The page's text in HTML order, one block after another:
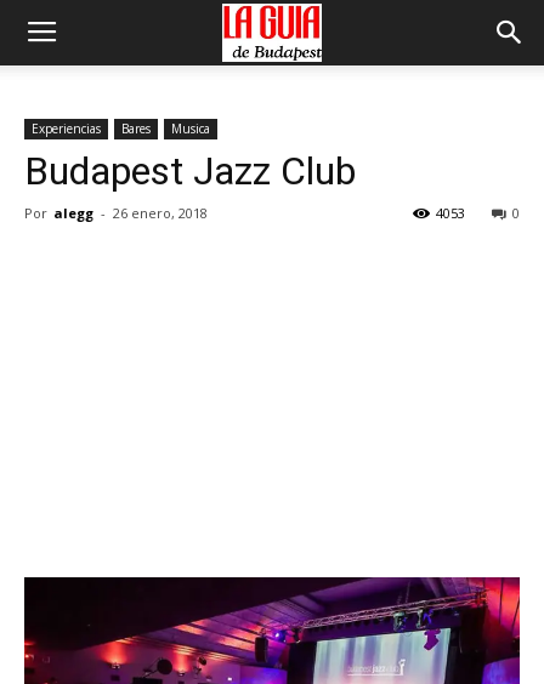
Experiencias Bares Musica
Budapest Jazz Club
Por alegg - 26 enero, 2018 0
4053